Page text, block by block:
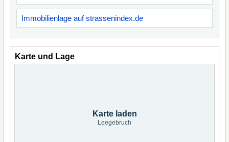
Immobilienlage auf strassenindex.de
Karte und Lage
Karte laden
Leegebruch